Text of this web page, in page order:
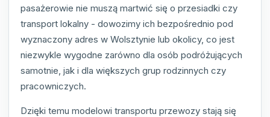
pasażerowie nie muszą martwić się o przesiadki czy
transport lokalny - dowozimy ich bezpośrednio pod
wyznaczony adres w Wolsztynie lub okolicy, co jest
niezwykle wygodne zarówno dla osób podróżujących
samotnie, jak i dla większych grup rodzinnych czy
pracowniczych.
Dzięki temu modelowi transportu przewozy stają się